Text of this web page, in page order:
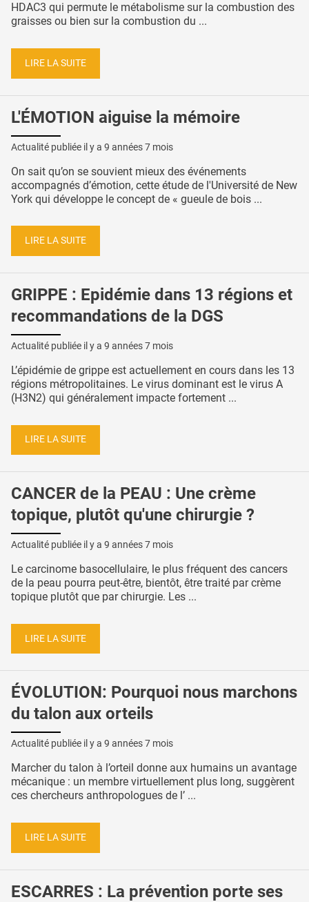
HDAC3 qui permute le métabolisme sur la combustion des
graisses ou bien sur la combustion du ...
LIRE LA SUITE
L'ÉMOTION aiguise la mémoire
Actualité publiée il y a 9 années 7 mois
On sait qu’on se souvient mieux des événements
accompagnés d’émotion, cette étude de l'Université de New
York qui développe le concept de « gueule de bois ...
LIRE LA SUITE
GRIPPE : Epidémie dans 13 régions et
recommandations de la DGS
Actualité publiée il y a 9 années 7 mois
L’épidémie de grippe est actuellement en cours dans les 13
régions métropolitaines. Le virus dominant est le virus A
(H3N2) qui généralement impacte fortement ...
LIRE LA SUITE
CANCER de la PEAU : Une crème
topique, plutôt qu'une chirurgie ?
Actualité publiée il y a 9 années 7 mois
Le carcinome basocellulaire, le plus fréquent des cancers
de la peau pourra peut-être, bientôt, être traité par crème
topique plutôt que par chirurgie. Les ...
LIRE LA SUITE
ÉVOLUTION: Pourquoi nous marchons
du talon aux orteils
Actualité publiée il y a 9 années 7 mois
Marcher du talon à l’orteil donne aux humains un avantage
mécanique : un membre virtuellement plus long, suggèrent
ces chercheurs anthropologues de l’ ...
LIRE LA SUITE
ESCARRES : La prévention porte ses